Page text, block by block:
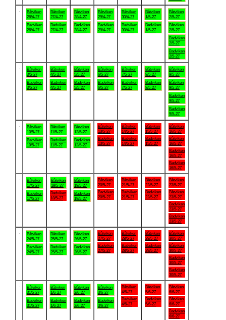
Båtviken
26/4-27
Badviken
26/4-27
Båtviken
27/4-27
Badviken
27/4-27
Båtviken
28/4-27
Badviken
28/4-27
Båtviken
29/4-27
Badviken
29/4-27
Båtviken
30/4-27
Badviken
30/4-27
Båtviken
1/5-27
Badviken
1/5-27
Båtviken
2/5-27
Båtviken
2/5-27
Badviken
2/5-27
Badviken
2/5-27
Båtviken
3/5-27
Badviken
3/5-27
Båtviken
4/5-27
Badviken
4/5-27
Båtviken
5/5-27
Badviken
5/5-27
Båtviken
6/5-27
Badviken
6/5-27
Båtviken
7/5-27
Badviken
7/5-27
Båtviken
8/5-27
Badviken
8/5-27
Båtviken
9/5-27
Båtviken
9/5-27
Badviken
9/5-27
Badviken
9/5-27
Båtviken
10/5-27
Badviken
10/5-27
Båtviken
11/5-27
Badviken
11/5-27
Båtviken
12/5-27
Badviken
12/5-27
Båtviken
13/5-27
Badviken
13/5-27
Båtviken
14/5-27
Badviken
14/5-27
Båtviken
15/5-27
Badviken
15/5-27
Båtviken
16/5-27
Båtviken
16/5-27
Badviken
16/5-27
Badviken
16/5-27
Båtviken
17/5-27
Badviken
17/5-27
Båtviken
18/5-27
Badviken
18/5-27
Båtviken
19/5-27
Badviken
19/5-27
Båtviken
20/5-27
Badviken
20/5-27
Båtviken
21/5-27
Badviken
21/5-27
Båtviken
22/5-27
Badviken
22/5-27
Båtviken
23/5-27
Båtviken
23/5-27
Badviken
23/5-27
Badviken
23/5-27
Båtviken
24/5-27
Badviken
24/5-27
Båtviken
25/5-27
Badviken
25/5-27
Båtviken
26/5-27
Badviken
26/5-27
Båtviken
27/5-27
Badviken
27/5-27
Båtviken
28/5-27
Badviken
28/5-27
Båtviken
29/5-27
Badviken
29/5-27
Båtviken
30/5-27
Båtviken
30/5-27
Badviken
30/5-27
Badviken
30/5-27
Båtviken
31/5-27
Badviken
31/5-27
Båtviken
1/6-27
Badviken
1/6-27
Båtviken
2/6-27
Badviken
2/6-27
Båtviken
3/6-27
Badviken
3/6-27
Båtviken
4/6-27
Badviken
4/6-27
Båtviken
5/6-27
Badviken
5/6-27
Båtviken
6/6-27
Båtviken
6/6-27
Badviken
6/6-27